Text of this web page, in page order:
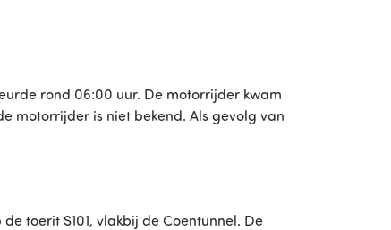
rond 06:00 uur. De motorrijder kwam
motorrijder is niet bekend. Als gevolg van
toerit S101, vlakbij de Coentunnel. De